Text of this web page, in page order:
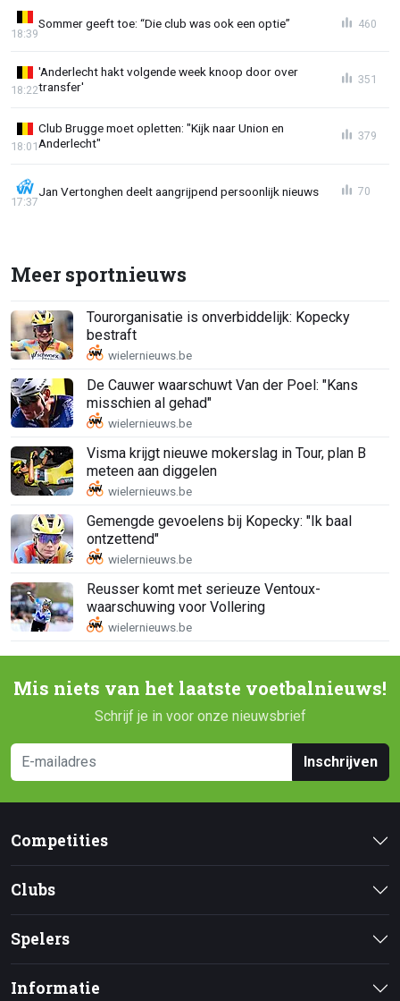
Sommer geeft toe: “Die club was ook een optie”
18:39
460
'Anderlecht hakt volgende week knoop door over
transfer'
18:22
351
Club Brugge moet opletten: "Kijk naar Union en
Anderlecht"
18:01
379
Jan Vertonghen deelt aangrijpend persoonlijk nieuws
17:37
70
Meer sportnieuws
Tourorganisatie is onverbiddelijk: Kopecky
bestraft
De Cauwer waarschuwt Van der Poel: "Kans
misschien al gehad"
Visma krijgt nieuwe mokerslag in Tour, plan B
meteen aan diggelen
Gemengde gevoelens bij Kopecky: "Ik baal
ontzettend"
Reusser komt met serieuze Ventoux-
waarschuwing voor Vollering
Mis niets van het laatste voetbalnieuws!
Schrijf je in voor onze nieuwsbrief
Inschrijven
Competities
Clubs
Spelers
Informatie